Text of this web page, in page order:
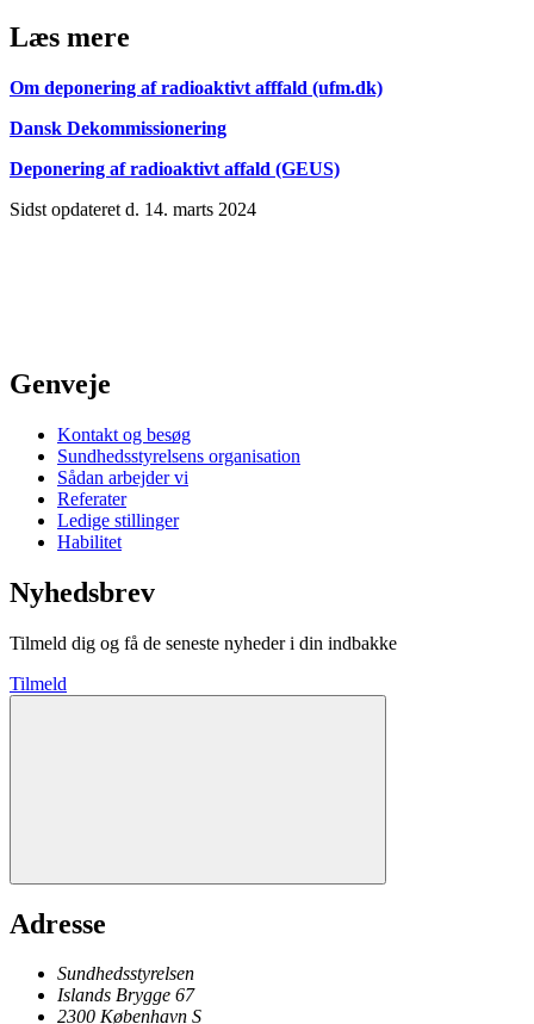
Læs mere
Om deponering af radioaktivt afffald (ufm.dk)
Dansk Dekommissionering
Deponering af radioaktivt affald (GEUS)
Sidst opdateret d. 14. marts 2024
Genveje
Kontakt og besøg
Sundhedsstyrelsens organisation
Sådan arbejder vi
Referater
Ledige stillinger
Habilitet
Nyhedsbrev
Tilmeld dig og få de seneste nyheder i din indbakke
Tilmeld
Adresse
Sundhedsstyrelsen
Islands Brygge 67
2300 København S